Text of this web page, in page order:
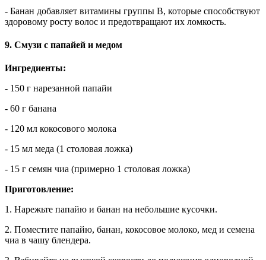
- Банан добавляет витамины группы B, которые способствуют
здоровому росту волос и предотвращают их ломкость.
9. Смузи с папайей и медом
Ингредиенты:
- 150 г нарезанной папайи
- 60 г банана
- 120 мл кокосового молока
- 15 мл меда (1 столовая ложка)
- 15 г семян чиа (примерно 1 столовая ложка)
Приготовление:
1. Нарежьте папайю и банан на небольшие кусочки.
2. Поместите папайю, банан, кокосовое молоко, мед и семена
чиа в чашу блендера.